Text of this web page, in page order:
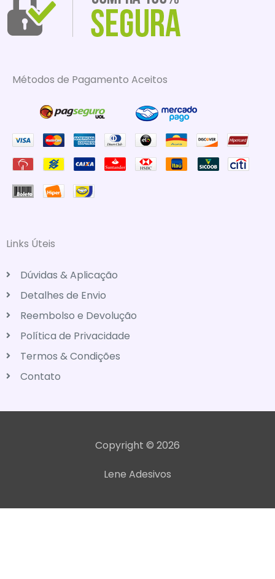
Métodos de Pagamento Aceitos
Links Úteis
Dúvidas & Aplicação
Detalhes de Envio
Reembolso e Devolução
Política de Privacidade
Termos & Condições
Contato
Copyright © 2026
Lene Adesivos